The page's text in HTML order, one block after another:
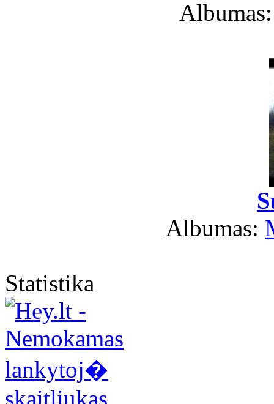
Albumas:
Statistika